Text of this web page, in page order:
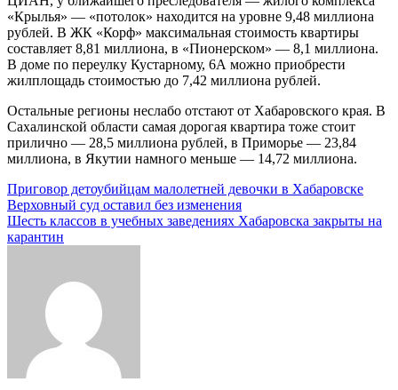
«Крылья» — «потолок» находится на уровне 9,48 миллиона
рублей. В ЖК «Корф» максимальная стоимость квартиры
составляет 8,81 миллиона, в «Пионерском» — 8,1 миллиона.
В доме по переулку Кустарному, 6А можно приобрести
жилплощадь стоимостью до 7,42 миллиона рублей.
Остальные регионы неслабо отстают от Хабаровского края. В
Сахалинской области самая дорогая квартира тоже стоит
прилично — 28,5 миллиона рублей, в Приморье — 23,84
миллиона, в Якутии намного меньше — 14,72 миллиона.
Навигация
по
записям
Приговор детоубийцам малолетней девочки в Хабаровске
Верховный суд оставил без изменения
Шесть классов в учебных заведениях Хабаровска закрыты на
карантин